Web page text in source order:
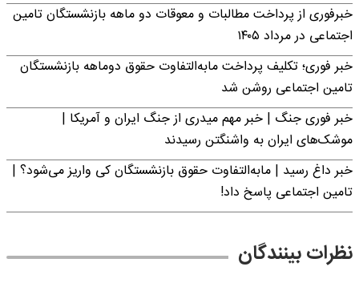
خبرفوری از پرداخت مطالبات و معوقات دو ماهه بازنشستگان تامین
اجتماعی در مرداد ۱۴۰۵
خبر فوری؛ تکلیف پرداخت مابه‌التفاوت حقوق دوماهه بازنشستگان
تامین اجتماعی روشن شد
خبر فوری جنگ | خبر مهم میدری از جنگ ایران و آمریکا |
موشک‌های ایران به واشنگتن رسیدند
خبر داغ رسید | مابه‌التفاوت حقوق بازنشستگان کی واریز می‌شود؟ |
تامین اجتماعی پاسخ داد!
نظرات بینندگان